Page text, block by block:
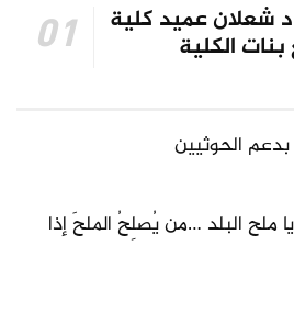
شعلان عميد كلية
الكلية
الحوثيين
ملح البلد …من يُصلِحُ الملحَ إذا